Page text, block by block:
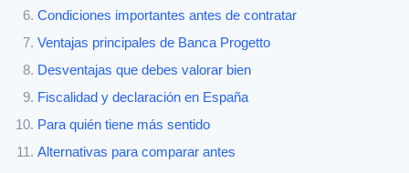
Condiciones importantes antes de contratar
Ventajas principales de Banca Progetto
Desventajas que debes valorar bien
Fiscalidad y declaración en España
Para quién tiene más sentido
Alternativas para comparar antes